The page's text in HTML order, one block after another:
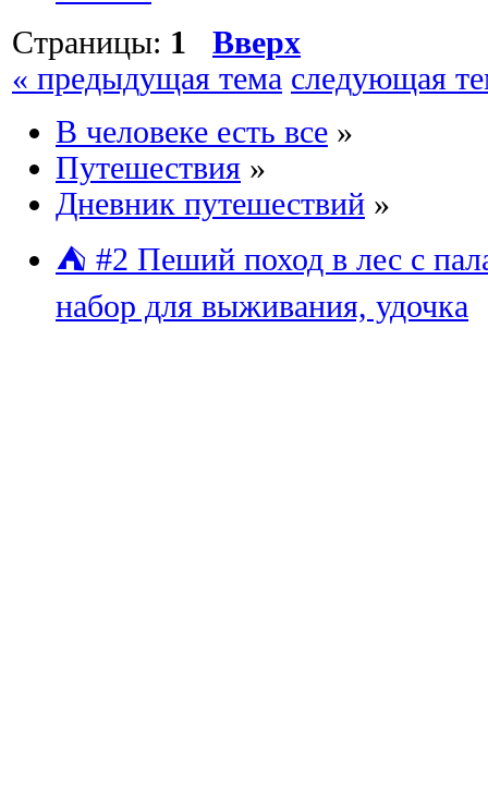
Страницы: 1
Вверх
« предыдущая тема следующая
В человеке есть все »
Путешествия »
Дневник путешествий »
⛺ #2 Пеший поход в лес с
набор для выживания, удочка